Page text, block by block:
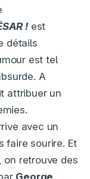
!est
détails
est tel
A
attribuer un
avec un
faire sourire. Et
, on retrouve des